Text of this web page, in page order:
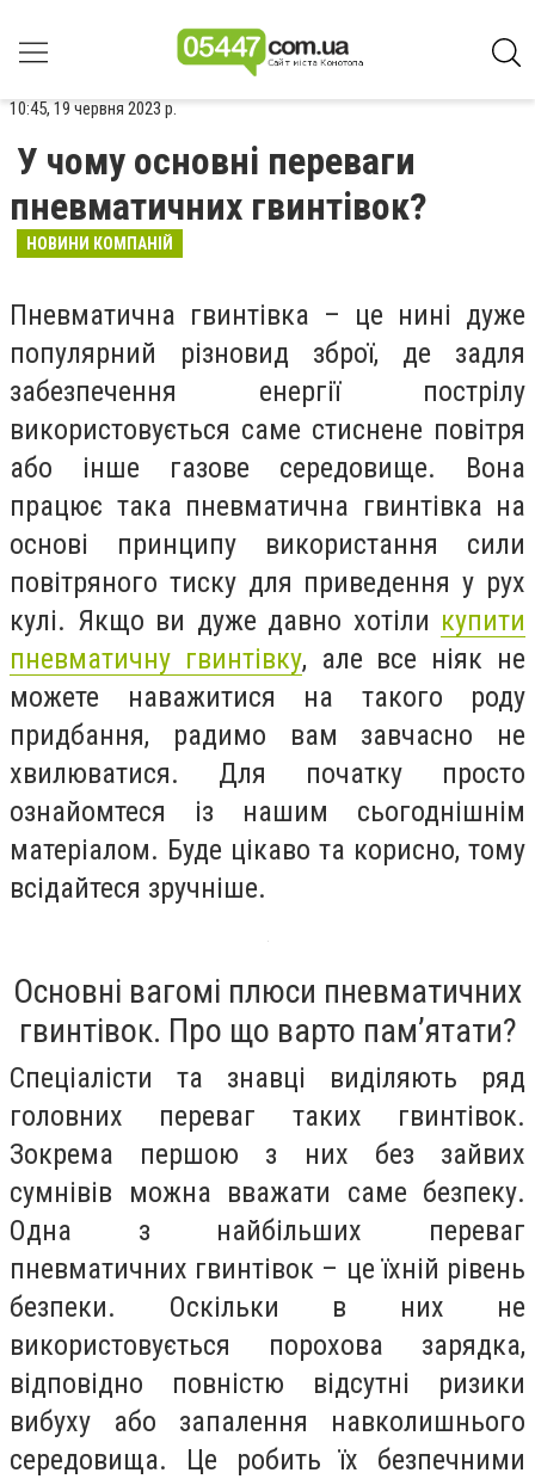
10:45, 19 червня 2023 р.
У чому основні переваги
пневматичних гвинтівок?
НОВИНИ КОМПАНІЙ
Пневматична гвинтівка – це нині дуже
популярний різновид зброї, де задля
забезпечення енергії пострілу
використовується саме стиснене повітря
або інше газове середовище. Вона
працює така пневматична гвинтівка на
основі принципу використання сили
повітряного тиску для приведення у рух
кулі. Якщо ви дуже давно хотіли купити
пневматичну гвинтівку, але все ніяк не
можете наважитися на такого роду
придбання, радимо вам завчасно не
хвилюватися. Для початку просто
ознайомтеся із нашим сьогоднішнім
матеріалом. Буде цікаво та корисно, тому
всідайтеся зручніше.
Основні вагомі плюси пневматичних
гвинтівок. Про що варто пам’ятати?
Спеціалісти та знавці виділяють ряд
головних переваг таких гвинтівок.
Зокрема першою з них без зайвих
сумнівів можна вважати саме безпеку.
Одна з найбільших переваг
пневматичних гвинтівок – це їхній рівень
безпеки. Оскільки в них не
використовується порохова зарядка,
відповідно повністю відсутні ризики
вибуху або запалення навколишнього
середовища. Це робить їх безпечними